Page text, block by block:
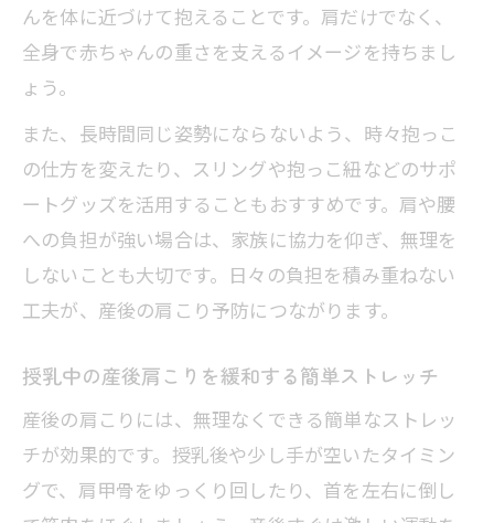
産後に整体を受ける際の注意点と相談の
コツ
産後肩こりグッズの正しい選び方と使い
方
湿布を使う時に知っておきたい産後の注
意点
授乳中でも安心な産後肩こり対策グッズ
活用法
産後肩こり緩和に役立つグッズの特徴を
セルフケアとグッズの併用で産後肩こり
対策強化
マッサージは産後いつから受けても安全？
んを体に近づけて抱えることです。肩だけでなく、
全身で赤ちゃんの重さを支えるイメージを持ちまし
ょう。
また、長時間同じ姿勢にならないよう、時々抱っこ
の仕方を変えたり、スリングや抱っこ紐などのサポ
ートグッズを活用することもおすすめです。肩や腰
への負担が強い場合は、家族に協力を仰ぎ、無理を
しないことも大切です。日々の負担を積み重ねない
工夫が、産後の肩こり予防につながります。
授乳中の産後肩こりを緩和する簡単ストレッチ
産後の肩こりには、無理なくできる簡単なストレッ
チが効果的です。授乳後や少し手が空いたタイミン
グで、肩甲骨をゆっくり回したり、首を左右に倒し